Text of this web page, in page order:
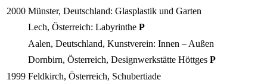
2000 Münster, Deutschland: Glasplastik und Garten
Lech, Österreich: Labyrinthe P
Aalen, Deutschland, Kunstverein: Innen – Außen
Dornbirn, Österreich, Designwerkstätte Höttges P
1999 Feldkirch, Österreich, Schubertiade